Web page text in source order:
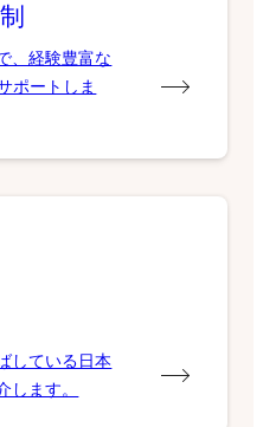
、経験豊富な
ポートしま
している日本
します。